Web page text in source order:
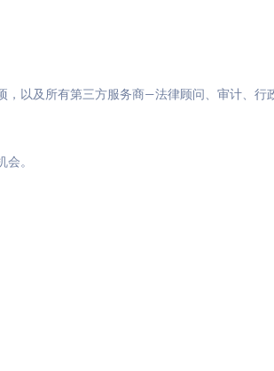
以及所有第三方服务商—法律顾问、审计、行
。